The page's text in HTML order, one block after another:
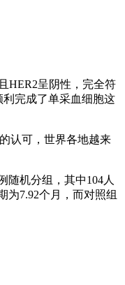
HER2呈阴性，完全符
完成了单采血细胞这
认可，世界各地越来
随机分组，其中104人
为7.92个月，而对照组